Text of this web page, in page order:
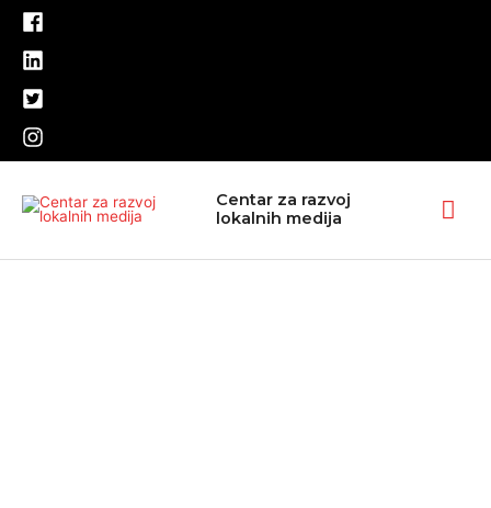
Pređi
sadržaj
Centar za razvoj
lokalnih medija